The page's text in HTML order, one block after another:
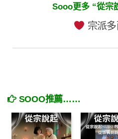
Sooo更多 “從宗
宗派
SOOO推薦……